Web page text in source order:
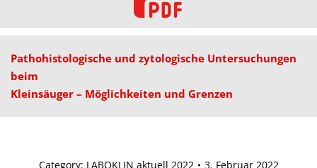
Pathohistologische und zytologische Untersuchungen
beim
Kleinsäuger – Möglichkeiten und Grenzen
Category: LABOKLIN aktuell 2022 3. Februar 2022